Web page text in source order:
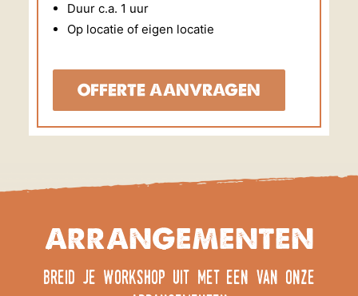
Duur c.a. 1 uur
Op locatie of eigen locatie
OFFERTE AANVRAGEN
ARRANGEMENTEN
breid je workshop uit met een van onze